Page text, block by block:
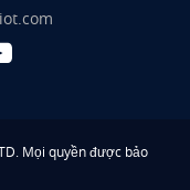
Mọi quyền được bảo